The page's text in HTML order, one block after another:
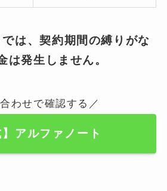
は、契約期間の縛りがな
は発生しません。
わせで確認する／
】アルファノート